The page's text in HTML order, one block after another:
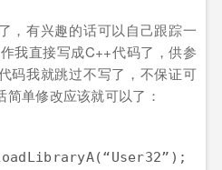
，有兴趣的话可以自己跟踪一
我直接写成C++代码了，供参
码我就跳过不写了，不保证可
单修改应该就可以了：